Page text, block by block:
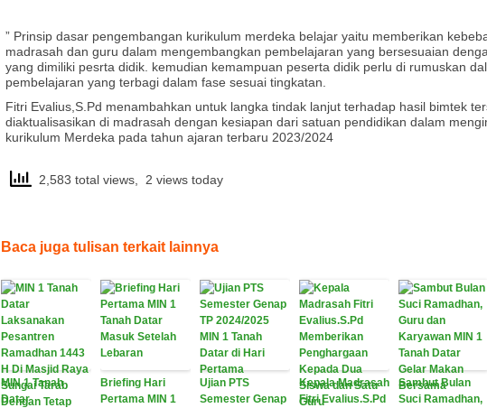
” Prinsip dasar pengembangan kurikulum merdeka belajar yaitu memberikan
madrasah dan guru dalam mengembangkan pembelajaran yang bersesuaian
yang dimiliki pesrta didik. kemudian kemampuan peserta didik perlu di rumuskan
pembelajaran yang terbagi dalam fase sesuai tingkatan.
Fitri Evalius,S.Pd menambahkan untuk langka tindak lanjut terhadap hasil bimtek
diaktualisasikan di madrasah dengan kesiapan dari satuan pendidikan dalam
kurikulum Merdeka pada tahun ajaran terbaru 2023/2024
2,583 total views, 2 views today
Baca juga tulisan terkait lainnya
MIN 1 Tanah
Datar
Briefing Hari
Pertama MIN 1
Ujian PTS
Semester Genap
Kepala Madrasah
Fitri Evalius.S.Pd
Sambut Bulan
Suci Ramadhan,